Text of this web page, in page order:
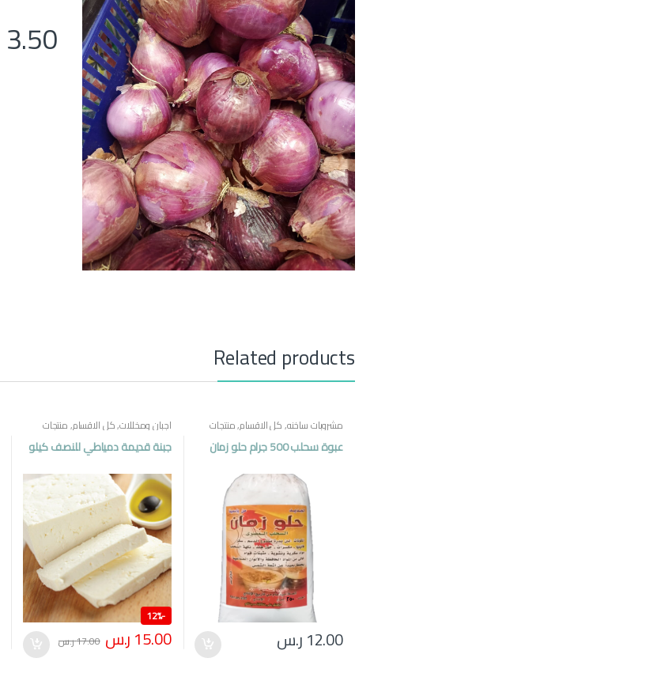
3.50
Related products
مشروبات ساخنه,كل الاقسام,منتجات
مصرية
عبوة سحلب 500 جرام حلو زمان
12.00ر.س
اجبان ومخللات,كل الاقسام,منتجات
مصرية
جبنة قديمة دمياطي للنصف كيلو
-
12%
15.00ر.س 17.00ر.س